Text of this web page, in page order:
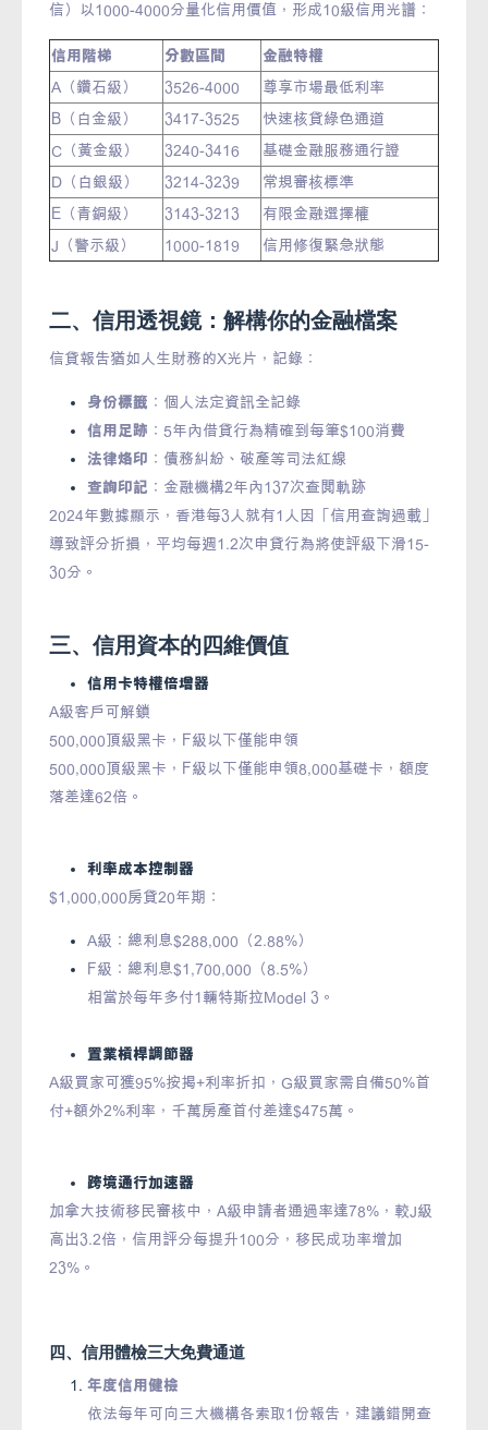
信）以1000-4000分量化信用價值，形成10級信用光譜：
信用階梯 分數區間
金融特權
A（鑽石級）
3526-4000
尊享市場最低利率
B（白金級）
3417-3525
快速核貸綠色通道
C（黃金級）
3240-3416
基礎金融服務通行證
D（白銀級）
3214-3239
常規審核標準
E（青銅級）
3143-3213
有限金融選擇權
J（警示級）
1000-1819 信用修復緊急狀態
二、信用透視鏡：解構你的金融檔案
信貸報告猶如人生財務的X光片，記錄：
身份標籤 ：個人法定資訊全記錄
信用足跡 ：5年內借貸行為精確到每筆$100消費
法律烙印 ：債務糾紛、破產等司法紅線
查詢印記 ：金融機構2年內137次查閱軌跡
2024年數據顯示，香港每3人就有1人因「信用查詢過載」
導致評分折損，平均每週1.2次申貸行為將使評級下滑15-
30分。
三、信用資本的四維價值
信用卡特權倍增器
A級客戶可解鎖
500,000頂級黑卡，F級以下僅能申領
500,000頂級黑卡，F級以下僅能申領8,000基礎卡，額度
落差達62倍。
利率成本控制器
$1,000,000房貸20年期：
A級：總利息$288,000（2.88%）
F級：總利息$1,700,000（8.5%）
相當於每年多付1輛特斯拉Model 3。
置業槓桿調節器
A級買家可獲95%按揭+利率折扣，G級買家需自備50%首
付+額外2%利率，千萬房產首付差達$475萬。
跨境通行加速器
加拿大技術移民審核中，A級申請者通過率達78%，較J級
高出3.2倍，信用評分每提升100分，移民成功率增加
23%。
四、信用體檢三大免費通道
年度信用健檢
依法每年可向三大機構各索取1份報告，建議錯開查